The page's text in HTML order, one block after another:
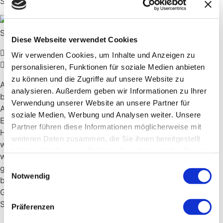
Diese Webseite verwendet Cookies
Wir verwenden Cookies, um Inhalte und Anzeigen zu
personalisieren, Funktionen für soziale Medien anbieten
zu können und die Zugriffe auf unsere Website zu
analysieren. Außerdem geben wir Informationen zu Ihrer
Verwendung unserer Website an unsere Partner für
soziale Medien, Werbung und Analysen weiter. Unsere
Partner führen diese Informationen möglicherweise mit
weiteren Daten zusammen, die Sie ihnen bereitgestellt
Einwilligungsauswahl
Notwendig
Präferenzen
Am 12. Mai fuhren mit acht Schülerinnen und Schülern
begleitet von Herrn Pollak und Herrn Flaig nach Stuttgart.
Alle waren gespannt darauf, welche Erfahrungen und
Einblicke uns die Preis- und Medaillenträger in aktuelle
Herausforderungen der Demokratie geben werden und
welche Lösungsansätze sie verfolgen. Auf der Fahrt
wurden noch fleißig Rechercheergebnisse miteinander
geteilt, bevor die Veranstaltung mit einem Get-together
begann. Hier war bereits Zeit, sich mit den anderen
Gästen, unter ihnen auch eine Delegation der Schule
Schloss Salem, auszutauschen.